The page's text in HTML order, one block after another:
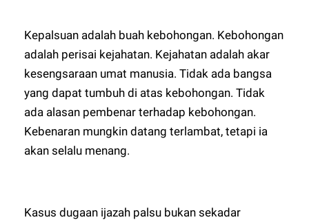
Kepalsuan adalah buah kebohongan. Kebohongan
adalah perisai kejahatan. Kejahatan adalah akar
kesengsaraan umat manusia. Tidak ada bangsa
yang dapat tumbuh di atas kebohongan. Tidak
ada alasan pembenar terhadap kebohongan.
Kebenaran mungkin datang terlambat, tetapi ia
akan selalu menang.
Kasus dugaan ijazah palsu bukan sekadar